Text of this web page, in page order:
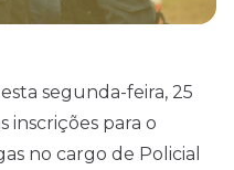
segunda-feira, 25
inscrições para o
no cargo de Policial